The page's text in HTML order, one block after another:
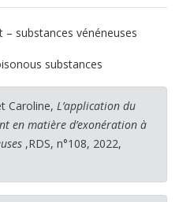
substances vénéneuses
substances
Caroline, L’application du
en matière d’exonération à
,RDS, n°108, 2022,